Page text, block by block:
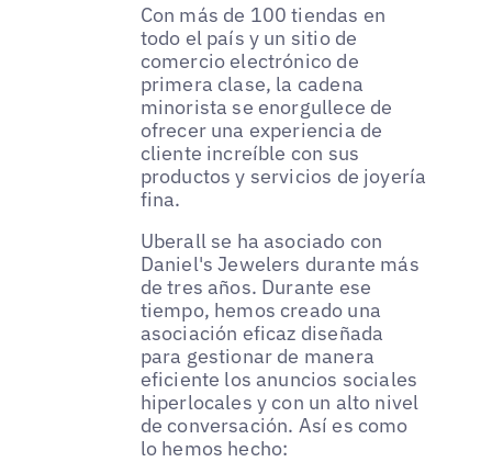
Con más de 100 tiendas en
todo el país y un sitio de
comercio electrónico de
primera clase, la cadena
minorista se enorgullece de
ofrecer una experiencia de
cliente increíble con sus
productos y servicios de joyería
fina.
Uberall se ha asociado con
Daniel's Jewelers durante más
de tres años. Durante ese
tiempo, hemos creado una
asociación eficaz diseñada
para gestionar de manera
eficiente los anuncios sociales
hiperlocales y con un alto nivel
de conversación. Así es como
lo hemos hecho: